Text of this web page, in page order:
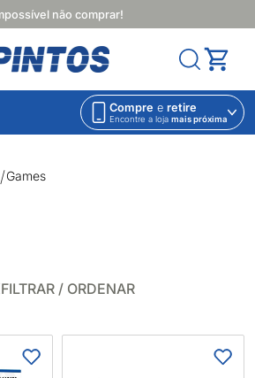
não comprar!
Compre e retire
Encontre a loja mais próxima
Games
FILTRAR / ORDENAR